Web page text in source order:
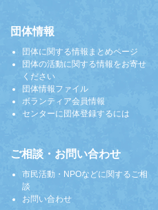
団体情報
団体に関する情報まとめページ
団体の活動に関する情報をお寄せ
ください
団体情報ファイル
ボランティア会員情報
センターに団体登録するには
ご相談・お問い合わせ
市民活動・NPOなどに関するご相
談
お問い合わせ